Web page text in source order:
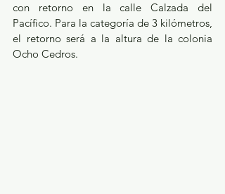
con retorno en la calle Calzada del
Pacífico. Para la categoría de 3 kilómetros,
el retorno será a la altura de la colonia
Ocho Cedros.